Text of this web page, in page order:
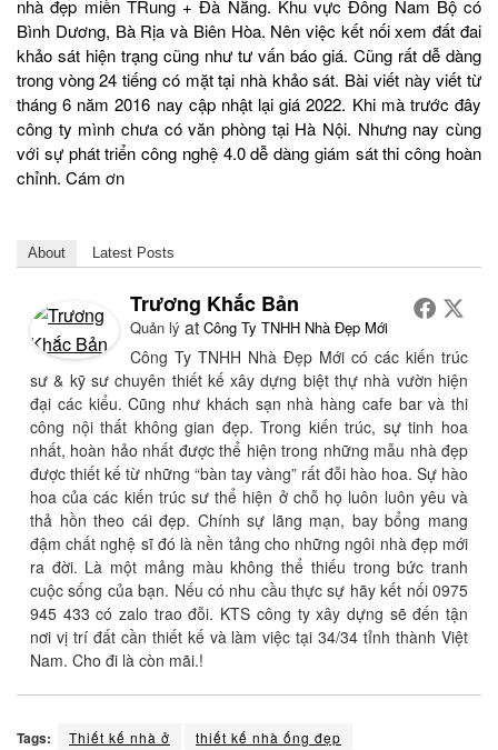
nhà đẹp miền TRung + Đà Nẵng. Khu vực Đông Nam Bộ có
Bình Dương, Bà Rịa và Biên Hòa. Nên việc kết nối xem đất đai
khảo sát hiện trạng cũng như tư vấn báo giá. Cũng rất dễ dàng
trong vòng 24 tiếng có mặt tại nhà khảo sát. Bài viết này viết từ
tháng 6 năm 2016 nay cập nhật lại giá 2022. Khi mà trước đây
công ty mình chưa có văn phòng tại Hà Nội. Nhưng nay cùng
với sự phát triển công nghệ 4.0 dễ dàng giám sát thi công hoàn
chỉnh. Cám ơn
About Latest Posts
Trương Khắc Bản
Quản lý at Công Ty TNHH Nhà Đẹp Mới
Công Ty TNHH Nhà Đẹp Mới có các kiến trúc
sư & kỹ sư chuyên thiết kế xây dựng biệt thự nhà vườn hiện
đại các kiểu. Cũng như khách sạn nhà hàng cafe bar và thi
công nội thất không gian đẹp. Trong kiến trúc, sự tinh hoa
nhất, hoàn hảo nhất được thể hiện trong những mẫu nhà đẹp
được thiết kế từ những “bàn tay vàng” rất đỗi hào hoa. Sự hào
hoa của các kiến trúc sư thể hiện ở chỗ họ luôn luôn yêu và
thả hồn theo cái đẹp. Chính sự lãng mạn, bay bổng mang
đậm chất nghệ sĩ đó là nền tảng cho những ngôi nhà đẹp mới
ra đời. Là một mảng màu không thể thiếu trong bức tranh
cuộc sống của bạn. Nếu có nhu cầu thực sự hãy kết nối 0975
945 433 có zalo trao đỗi. KTS công ty xây dựng sẽ đến tận
nơi vị trí đất cần thiết kế và làm việc tại 34/34 tỉnh thành Việt
Nam. Cho đi là còn mãi.!
Tags: Thiết kế nhà ở
thiết kế nhà ống đẹp